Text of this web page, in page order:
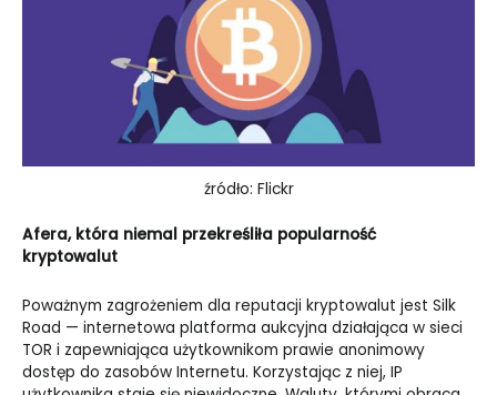
źródło: Flickr
Afera, która niemal przekreśliła popularność
kryptowalut
Poważnym zagrożeniem dla reputacji kryptowalut jest Silk
Road — internetowa platforma aukcyjna działająca w sieci
TOR i zapewniająca użytkownikom prawie anonimowy
dostęp do zasobów Internetu. Korzystając z niej, IP